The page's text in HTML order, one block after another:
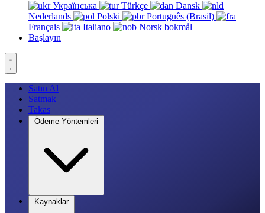
Українська
Türkçe
Dansk
Nederlands
Polski
Português (Brasil)
Français
Italiano
Norsk bokmål
Başlayın
Satın Al
Satmak
Takas
Ödeme Yöntemleri
Kaynaklar